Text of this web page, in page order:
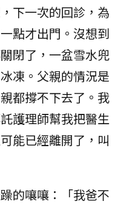
下一次的回診，為
點才出門。沒想到
閉了，一盆雪水兜
凍。父親的情況是
都撐不下去了。我
護理師幫我把醫生
能已經離開了，叫
的嚷嚷：「我爸不